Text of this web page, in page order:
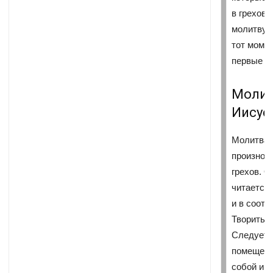
в
молитву
тот
первые
Молитва
грехов.
и в
Творить
Следует
собой